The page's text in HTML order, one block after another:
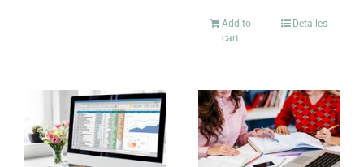
Add to
cart
Detalles